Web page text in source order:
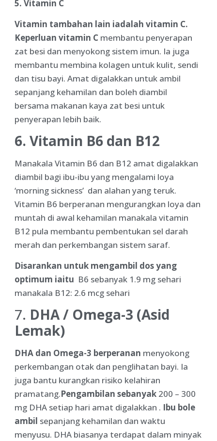
5. Vitamin C
Vitamin tambahan lain iadalah vitamin C.
Keperluan vitamin C membantu penyerapan
zat besi dan menyokong sistem imun. Ia juga
membantu membina kolagen untuk kulit, sendi
dan tisu bayi. Amat digalakkan untuk ambil
sepanjang kehamilan dan boleh diambil
bersama makanan kaya zat besi untuk
penyerapan lebih baik.
6. Vitamin B6 dan B12
Manakala Vitamin B6 dan B12 amat digalakkan
diambil bagi ibu-ibu yang mengalami loya
‘morning sickness’ dan alahan yang teruk.
Vitamin B6 berperanan mengurangkan loya dan
muntah di awal kehamilan manakala vitamin
B12 pula membantu pembentukan sel darah
merah dan perkembangan sistem saraf.
Disarankan untuk mengambil dos yang
optimum iaitu B6 sebanyak 1.9 mg sehari
manakala B12: 2.6 mcg sehari
7. DHA / Omega-3 (Asid
Lemak)
DHA dan Omega-3 berperanan menyokong
perkembangan otak dan penglihatan bayi. Ia
juga bantu kurangkan risiko kelahiran
pramatang.Pengambilan sebanyak 200 – 300
mg DHA setiap hari amat digalakkan . Ibu bole
ambil sepanjang kehamilan dan waktu
menyusu. DHA biasanya terdapat dalam minyak